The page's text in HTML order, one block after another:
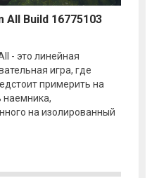
All Build 16775103
- это линейная
игра, где
примерить на
наемника,
на изолированный